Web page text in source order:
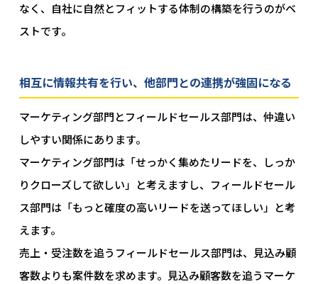
なく、自社に自然とフィットする体制の構築を行うのがベ
ストです。
相互に情報共有を行い、他部門との連携が強固になる
マーケティング部門とフィールドセールス部門は、仲違い
しやすい関係にあります。
マーケティング部門は「せっかく集めたリードを、しっか
りクローズして欲しい」と考えますし、フィールドセール
ス部門は「もっと確度の高いリードを送ってほしい」と考
えます。
売上・受注数を追うフィールドセールス部門は、見込み顧
客数よりも案件数を求めます。見込み顧客数を追うマーケ